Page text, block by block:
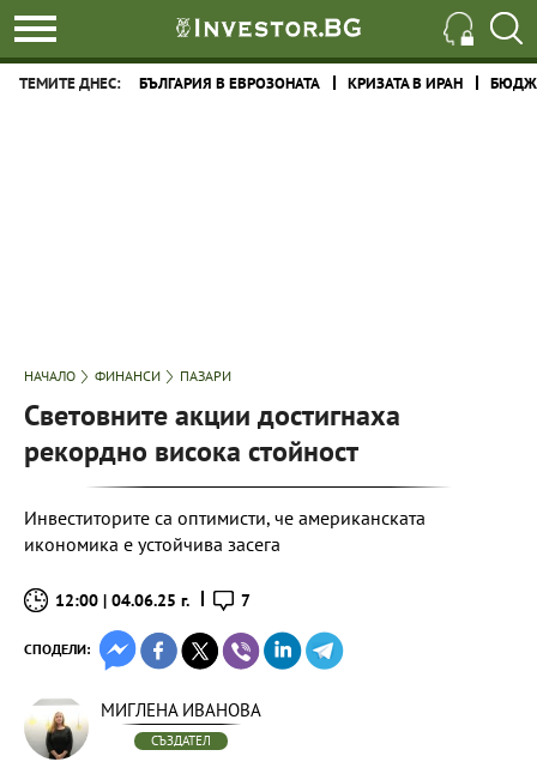
ТЕМИТЕ ДНЕС: БЪЛГАРИЯ В ЕВРОЗОНАТА КРИЗАТА В ИРАН
НАЧАЛО ФИНАНСИ ПАЗАРИ
Световните акции достигнаха
рекордно висока стойност
Инвеститорите са оптимисти, че американската
икономика е устойчива засега
12:00 | 04.06.25 г. 7
СПОДЕЛИ:
МИГЛЕНА ИВАНОВА
СЪЗДАТЕЛ